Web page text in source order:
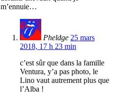
m’ennuie…
Pheldge 25 mars
2018, 17 h 23 min
c’est sûr que dans la famille
Ventura, y’a pas photo, le
Lino vaut autrement plus que
l’Alba !